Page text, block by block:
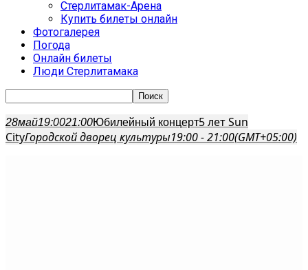
Стерлитамак-Арена
Купить билеты онлайн
Фотогалерея
Погода
Онлайн билеты
Люди Стерлитамака
28май19:0021:00Юбилейный концерт5 лет Sun
CityГородской дворец культуры19:00 - 21:00(GMT+05:00)